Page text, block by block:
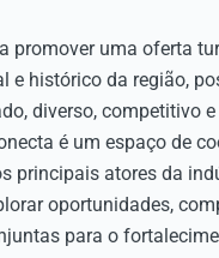
promover uma oferta
e histórico da região,
diverso, competitivo
é um espaço de
principais atores da
oportunidades,
para o